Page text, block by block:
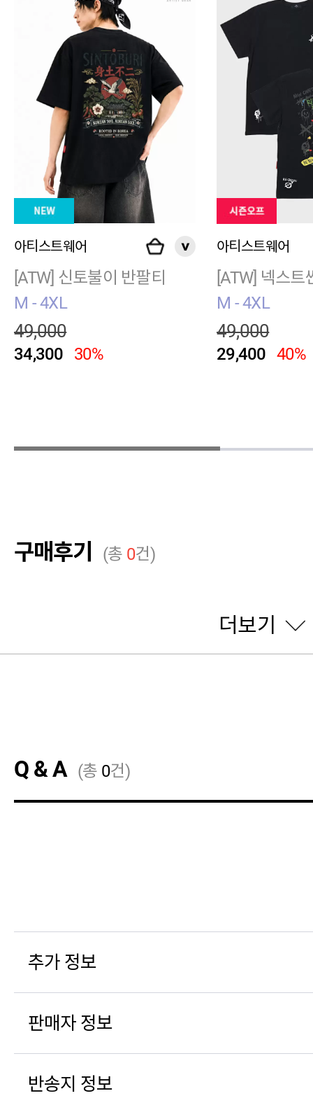
아티스트웨어
[ATW] 신토불이 반팔티
M - 4XL
49,000
34,300 30%
아티스트웨어
[ATW] 넥스트
M - 4XL
49,000
29,400 40%
구매후기 (총 0건)
더보기
Q & A (총 0건)
추가 정보
판매자 정보
반송지 정보